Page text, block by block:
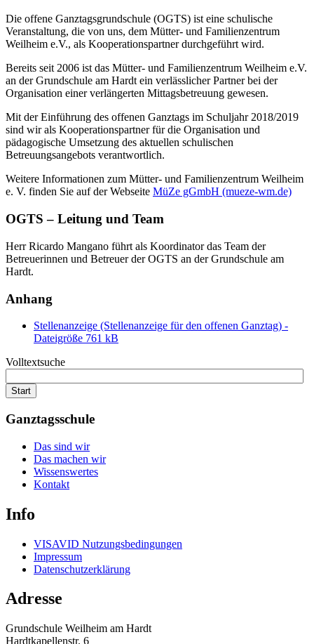
Die offene Ganztagsgrundschule (OGTS) ist eine schulische
Veranstaltung, die von uns, dem Mütter- und Familienzentrum
Weilheim e.V., als Kooperationspartner durchgeführt wird.
Bereits seit 2006 ist das Mütter- und Familienzentrum Weilheim e.V.
an der Grundschule am Hardt ein verlässlicher Partner bei der
Organisation einer verlängerten Mittagsbetreuung gewesen.
Mit der Einführung des offenen Ganztags im Schuljahr 2018/2019
sind wir als Kooperationspartner für die Organisation und
pädagogische Umsetzung des aktuellen schulischen
Betreuungsangebots verantwortlich.
Weitere Informationen zum Mütter- und Familienzentrum Weilheim
e. V. finden Sie auf der Webseite MüZe gGmbH (mueze-wm.de)
OGTS – Leitung und Team
Herr Ricardo Mangano führt als Koordinator das Team der
Betreuerinnen und Betreuer der OGTS an der Grundschule am
Hardt.
Anhang
Stellenanzeige (Stellenanzeige für den offenen Ganztag) -
Dateigröße 761 kB
Volltextsuche
Start
Ganztagsschule
Das sind wir
Das machen wir
Wissenswertes
Kontakt
Info
VISAVID Nutzungsbedingungen
Impressum
Datenschutzerklärung
Adresse
Grundschule Weilheim am Hardt
Hardtkapellenstr. 6